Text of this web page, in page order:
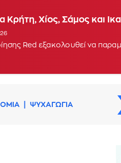
Κρήτη, Χίος, Σάμος και
Red εξακολουθεί να
ΨΥΧΑΓΩΓΙΑ